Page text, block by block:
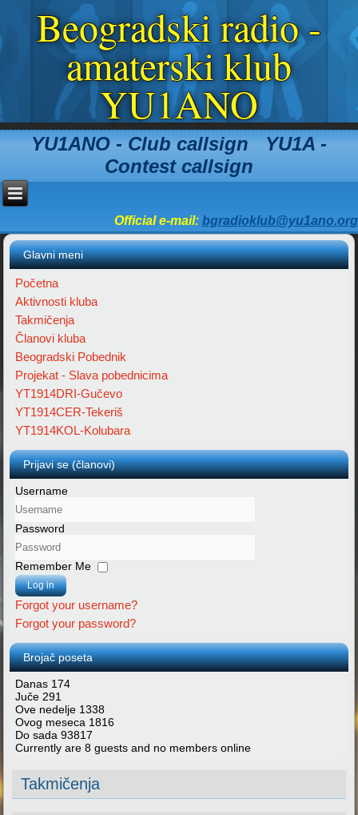
Beogradski radio -
amaterski klub
YU1ANO
YU1ANO - Club callsign YU1A -
Contest callsign
Official e-mail: bgradioklub@yu1ano.org
Glavni meni
Početna
Aktivnosti kluba
Takmičenja
Članovi kluba
Beogradski Pobednik
Projekat - Slava pobednicima
YT1914DRI-Gučevo
YT1914CER-Tekeriš
YT1914KOL-Kolubara
Prijavi se (članovi)
Username
Password
Remember Me
Log in
Forgot your username?
Forgot your password?
Brojač poseta
Danas 174
Juče 291
Ove nedelje 1338
Ovog meseca 1816
Do sada93817
Currently are 8 guests and no members online
Takmičenja